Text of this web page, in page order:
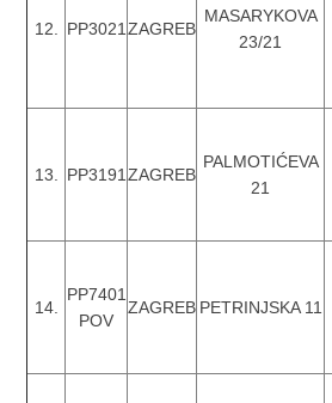
12. PP3021 ZAGREB
MASARYKOVA
23/21
13. PP3191 ZAGREB
PALMOTIĆEVA
21
14.
PP7401
POV
ZAGREB PETRINJSKA 11